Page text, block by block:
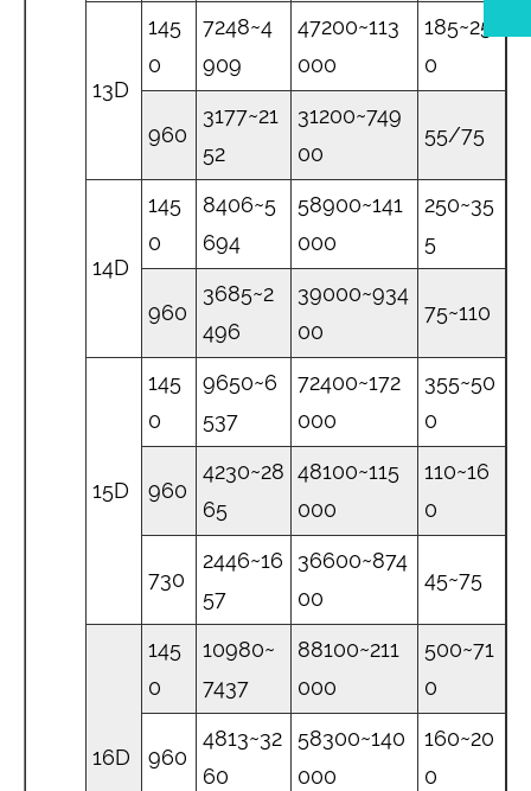
13D
145
0
7248~4
909
47200~113
000
185~25
0
960
3177~21
52
31200~749
00
55/75
14D
145
0
8406~5
694
58900~141
000
250~35
5
960
3685~2
496
39000~934
00
75~110
15D
145
0
9650~6
537
72400~172
000
355~50
0
960
4230~28
65
48100~115
000
110~16
0
730
2446~16
57
36600~874
00
45~75
16D
145
0
10980~
7437
88100~211
000
500~71
0
960
4813~32
60
58300~140
000
160~20
0